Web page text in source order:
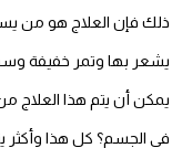
ذلك فإن العلاج هو من
يشعر بها وتمر خفيفة
يمكن أن يتم هذا العلاج
في الجسم؟ كل هذا وأكثر